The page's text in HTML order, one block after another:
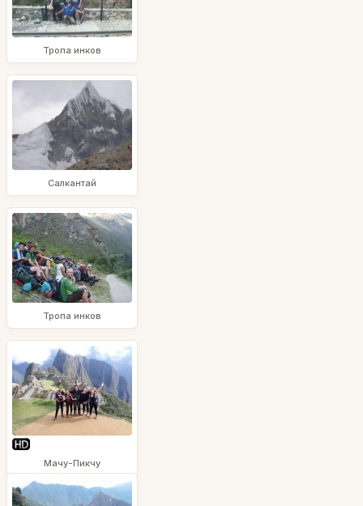
Тропа инков
Салкантай
Тропа инков
Мачу-Пикчу